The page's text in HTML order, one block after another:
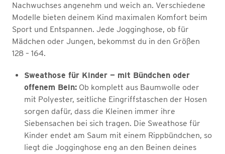
Nachwuchses angenehm und weich an. Verschiedene
Modelle bieten deinem Kind maximalen Komfort beim
Sport und Entspannen. Jede Jogginghose, ob für
Mädchen oder Jungen, bekommst du in den Größen
128 – 164.
Sweathose für Kinder — mit Bündchen oder
offenem Bein: Ob komplett aus Baumwolle oder
mit Polyester, seitliche Eingriffstaschen der Hosen
sorgen dafür, dass die Kleinen immer ihre
Siebensachen bei sich tragen. Die Sweathose für
Kinder endet am Saum mit einem Rippbündchen, so
liegt die Jogginghose eng an den Beinen deines